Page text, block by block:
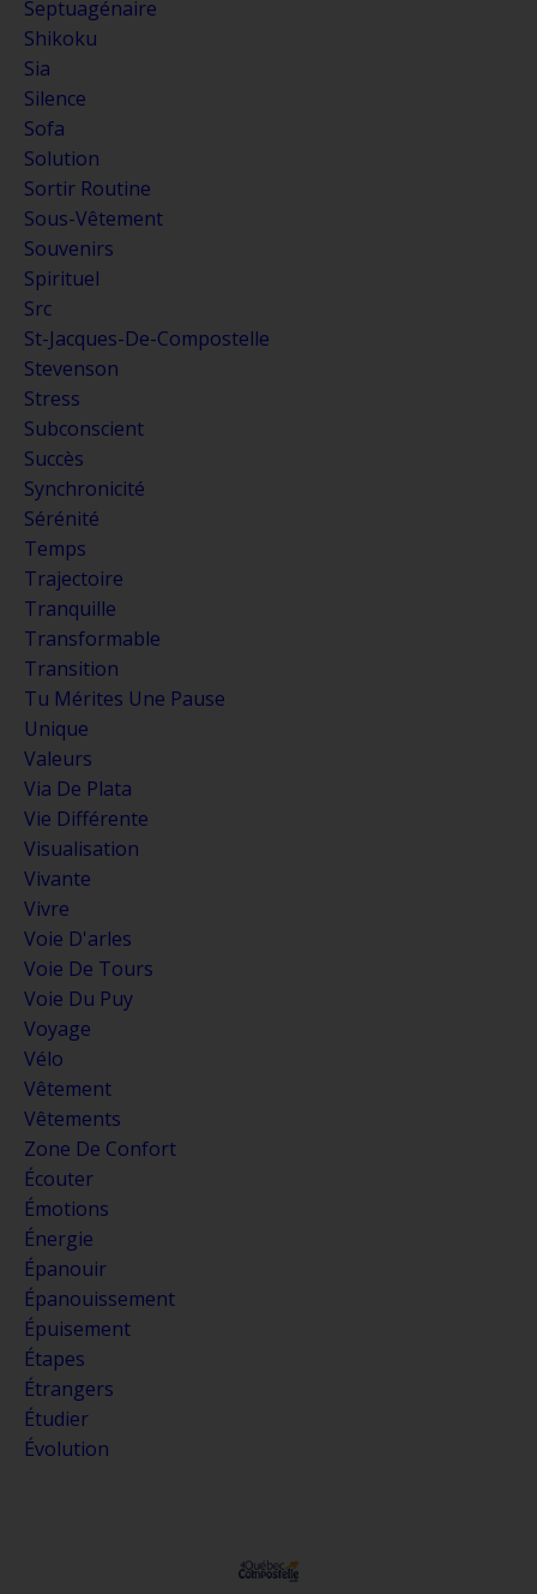
Septuagénaire
Shikoku
Sia
Silence
Sofa
Solution
Sortir Routine
Sous-Vêtement
Souvenirs
Spirituel
Src
St-Jacques-De-Compostelle
Stevenson
Stress
Subconscient
Succès
Synchronicité
Sérénité
Temps
Trajectoire
Tranquille
Transformable
Transition
Tu Mérites Une Pause
Unique
Valeurs
Via De Plata
Vie Différente
Visualisation
Vivante
Vivre
Voie D'arles
Voie De Tours
Voie Du Puy
Voyage
Vélo
Vêtement
Vêtements
Zone De Confort
Écouter
Émotions
Énergie
Épanouir
Épanouissement
Épuisement
Étapes
Étrangers
Étudier
Évolution